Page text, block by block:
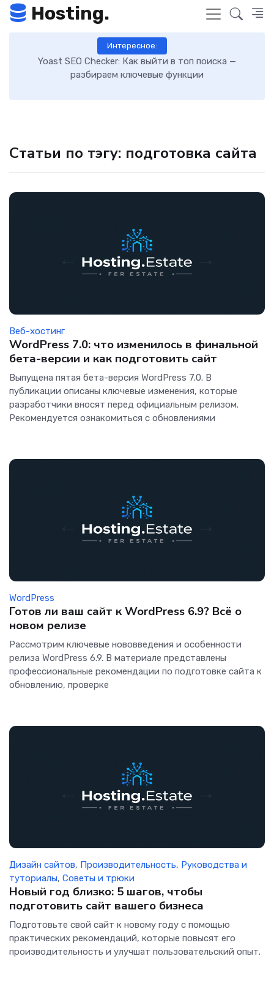
Hosting.
Интересное:
Yoast SEO Checker: Как выйти в топ поиска —
разбираем ключевые функции
Статьи по тэгу: подготовка сайта
Веб-хостинг
WordPress 7.0: что изменилось в финальной
бета-версии и как подготовить сайт
Выпущена пятая бета-версия WordPress 7.0. В
публикации описаны ключевые изменения, которые
разработчики вносят перед официальным релизом.
Рекомендуется ознакомиться с обновлениями
WordPress
Готов ли ваш сайт к WordPress 6.9? Всё о
новом релизе
Рассмотрим ключевые нововведения и особенности
релиза WordPress 6.9. В материале представлены
профессиональные рекомендации по подготовке сайта к
обновлению, проверке
Дизайн сайтов, Производительность, Руководства и
туториалы, Советы и трюки
Новый год близко: 5 шагов, чтобы
подготовить сайт вашего бизнеса
Подготовьте свой сайт к новому году с помощью
практических рекомендаций, которые повысят его
производительность и улучшат пользовательский опыт.